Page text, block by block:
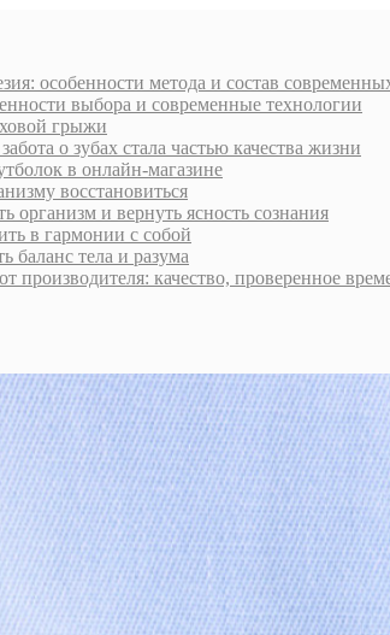
особенности метода и состав
выбора и современные технологии
грыжи
о зубах стала частью качества жизни
в онлайн-магазине
восстановиться
организм и вернуть ясность сознания
в гармонии с собой
баланс тела и разума
производителя: качество, проверенное